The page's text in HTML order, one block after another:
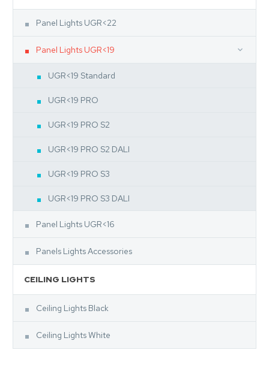
Panel Lights UGR<22
Panel Lights UGR<19
UGR<19 Standard
UGR<19 PRO
UGR<19 PRO S2
UGR<19 PRO S2 DALI
UGR<19 PRO S3
UGR<19 PRO S3 DALI
Panel Lights UGR<16
Panels Lights Accessories
CEILING LIGHTS
Ceiling Lights Black
Ceiling Lights White